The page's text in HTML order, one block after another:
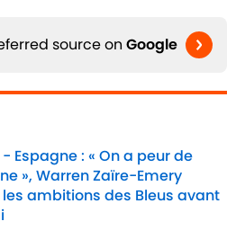
source on Google
Espagne : « On a peur de
», Warren Zaïre-Emery
ambitions des Bleus avant
by on Invalid Date